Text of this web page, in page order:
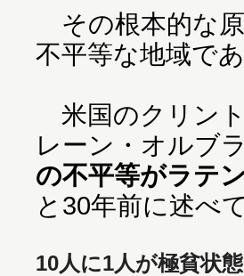
その根本的な
不平等な地域で
米国のクリン
レーン・オルブ
の不平等がラテ
と30年前に述べ
10人に1人が極貧状態